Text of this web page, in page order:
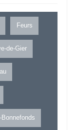
Feurs
de-Gier